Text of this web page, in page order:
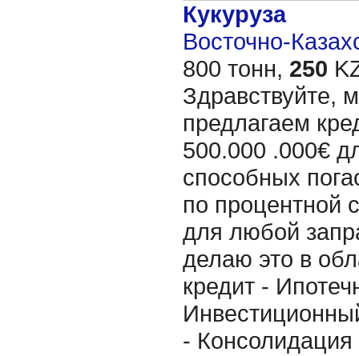
Кукуруза
Восточно-
800 тонн, 250
Здравствуйте,
предлагаем
500.000 .000€
способных
по процентной
для любой
делаю это в
кредит -
-